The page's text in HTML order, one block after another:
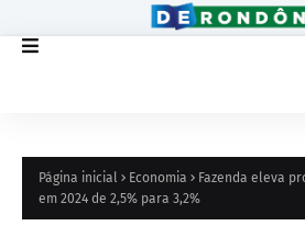
Página inicial Economia
Fazenda eleva
em 2024 de 2,5% para 3,2%